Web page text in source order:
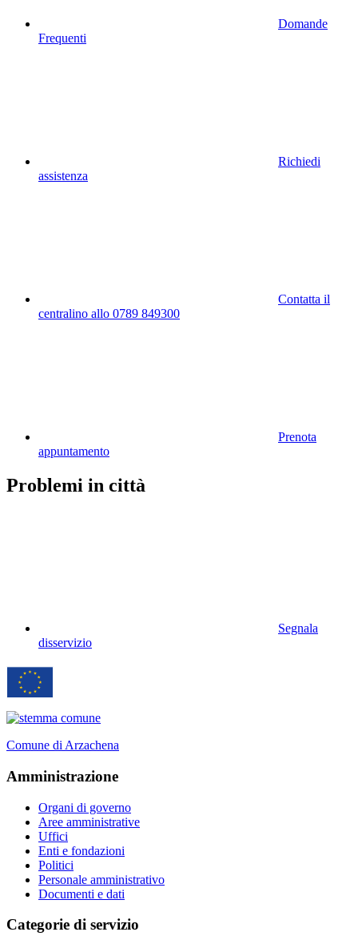
Domande
Frequenti
Richiedi
assistenza
Contatta il
centralino allo 0789 849300
Prenota
appuntamento
Problemi in città
Segnala
disservizio
Comune di Arzachena
Amministrazione
Organi di governo
Aree amministrative
Uffici
Enti e fondazioni
Politici
Personale amministrativo
Documenti e dati
Categorie di servizio